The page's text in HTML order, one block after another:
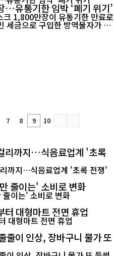
유통기한 임박 ‘폐기 위기’
1,800만장이 유통기한 만료로
세금으로 구입한 방역물자가 쓰
는 지적이 나온다. 21일 국
의힘 의원(부산 북구을)이 조달
마스크 3,728만 장 중 절반인
로 확인됐다...
7 8 9 10
리까지…식음료업계 '초록
줄이는' 소비로 변화
대형마트 전면 휴업
이 인상, 장바구니 물가 또